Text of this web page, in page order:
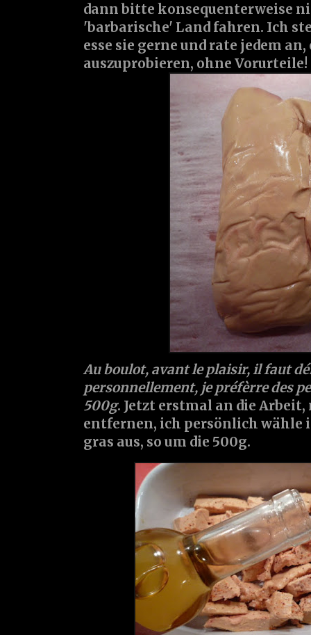
dann bitte konsequenterweise
'barbarische' Land fahren. Ich
esse sie gerne und rate jedem an,
auszuprobieren, ohne Vorurteile!
Au boulot, avant le plaisir, il faut
personnellement, je préfèrre des
500g. Jetzt erstmal an die Arbeit,
entfernen, ich persönlich wähle
gras aus, so um die 500g.